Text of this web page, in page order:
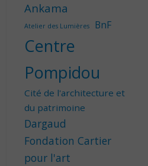
Ankama
Atelier des Lumières BnF
Centre
Pompidou
Cité de l'architecture et
du patrimoine
Dargaud
Fondation Cartier
pour l'art